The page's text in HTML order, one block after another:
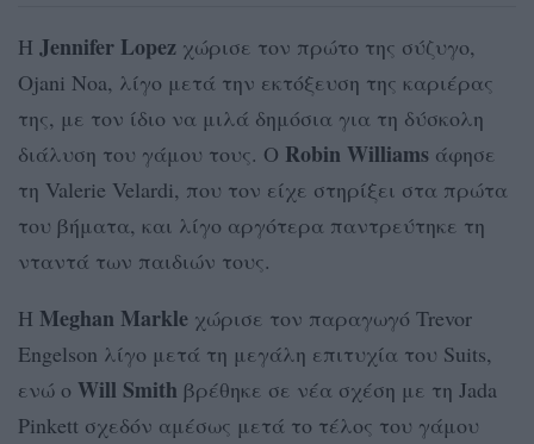
Η Jennifer Lopez χώρισε τον πρώτο της σύζυγο,
Ojani Noa, λίγο μετά την εκτόξευση της καριέρας
της, με τον ίδιο να μιλά δημόσια για τη δύσκολη
διάλυση του γάμου τους. Ο Robin Williams άφησε
τη Valerie Velardi, που τον είχε στηρίξει στα πρώτα
του βήματα, και λίγο αργότερα παντρεύτηκε τη
νταντά των παιδιών τους.
Η Meghan Markle χώρισε τον παραγωγό Trevor
Engelson λίγο μετά τη μεγάλη επιτυχία του Suits,
ενώ ο Will Smith βρέθηκε σε νέα σχέση με τη Jada
Pinkett σχεδόν αμέσως μετά το τέλος του γάμου